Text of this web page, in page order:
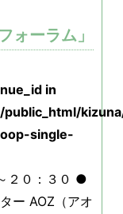
ォーラム」
in
public_html/
single-
２０：３０ ●
ー AOZ（アオ